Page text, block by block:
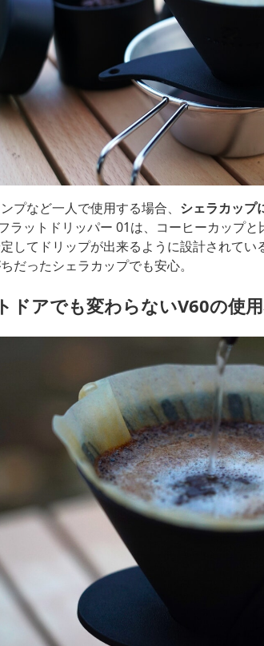
プなど一人で使用する場合、 シェラカップ
ラットドリッパー 01は、コーヒーカップ
してドリップが出来るように設計されて
だったシェラカップでも安心。
ドアでも変わらないV60の使